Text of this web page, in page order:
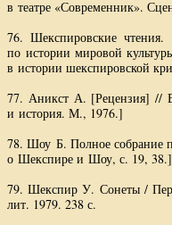
в театре «Современник».
76. Шекспировские
по истории мировой
в истории шекспировской
77. Аникст А. [Рецензия] //
и история. М., 1976.]
78. Шоу Б. Полное собрание
о Шекспире и Шоу, с. 19, 38.]
79. Шекспир У. Сонеты /
лит. 1979. 238 с.